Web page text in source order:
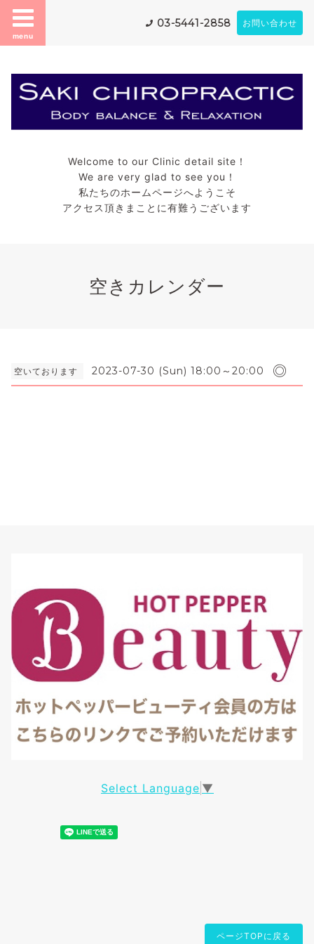
menu
03-5441-2858 お問い合わせ
Welcome to our Clinic detail site！
We are very glad to see you！
私たちのホームページへようこそ
アクセス頂きまことに有難うございます
空きカレンダー
空いております 2023-07-30 (Sun) 18:00～20:00 ◎
Select Language ▼
ページTOPに戻る